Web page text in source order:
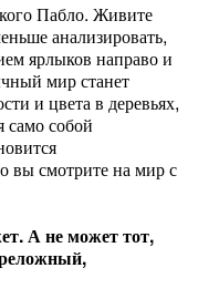
Пабло. Живите
анализировать,
ярлыков направо и
мир станет
и цвета в деревьях,
само собой
вы смотрите на мир с
А не может тот,